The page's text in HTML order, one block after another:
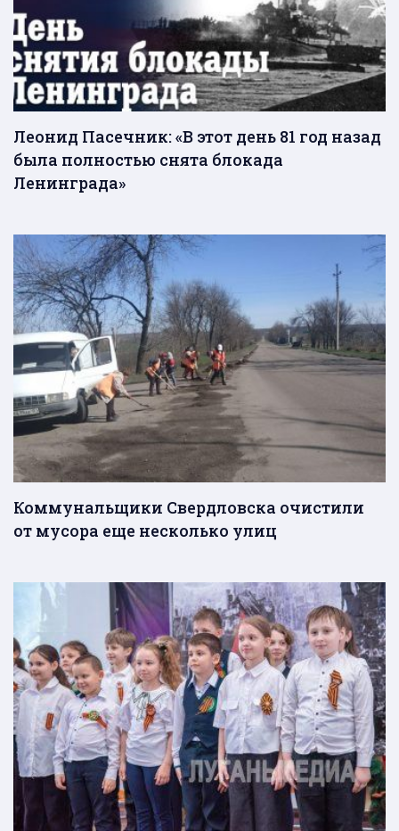
Леонид Пасечник: «В этот день 81 год назад
была полностью снята блокада
Ленинграда»
Коммунальщики Свердловска очистили
от мусора еще несколько улиц